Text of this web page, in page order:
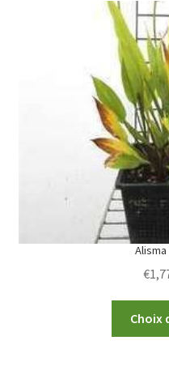
€
Choix